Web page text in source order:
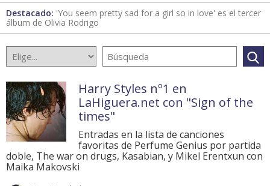
Destacado: 'You seem pretty sad for a girl so in love' es el tercer
álbum de Olivia Rodrigo
Harry Styles nº1 en
LaHiguera.net con "Sign of the
times"
Entradas en la lista de canciones
favoritas de Perfume Genius por partida
doble, The war on drugs, Kasabian, y Mikel Erentxun con
Maika Makovski